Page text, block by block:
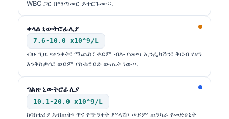
WBC ጋር በማጣመር ይተርጉሙ።.
ቀላል ኒውትሮፊሊያ
7.6-10.0 x10^9/L
ብዙ ጊዜ ጭንቀት፣ ማጨስ፣ ቀደም ብሎ የመጣ ኢንፌክሽን፣ ቅርብ የሆነ
እንቅስቃሴ፣ ወይም የስቴሮይድ ውጤት ነው።.
ግልጽ ኒውትሮፊሊያ
10.1-20.0 x10^9/L
ከባክቴሪያ እብጠት፣ ዋና የጭንቀት ምላሽ፣ ወይም ጠንካራ የመድሀኒት